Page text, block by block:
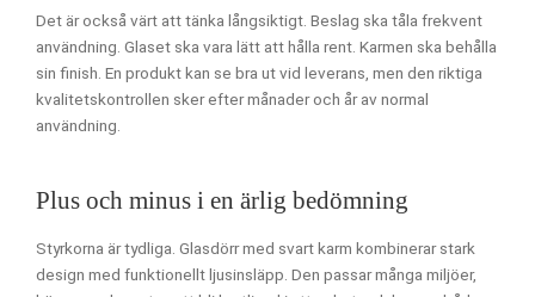
Det är också värt att tänka långsiktigt. Beslag ska tåla frekvent
användning. Glaset ska vara lätt att hålla rent. Karmen ska behålla
sin finish. En produkt kan se bra ut vid leverans, men den riktiga
kvalitetskontrollen sker efter månader och år av normal
användning.
Plus och minus i en ärlig bedömning
Styrkorna är tydliga. Glasdörr med svart karm kombinerar stark
design med funktionellt ljusinsläpp. Den passar många miljöer,